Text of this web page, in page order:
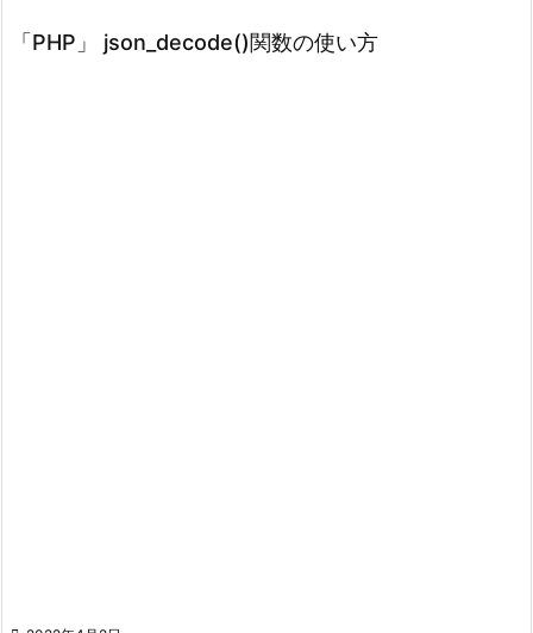
「PHP」 json_decode()関数の使い方